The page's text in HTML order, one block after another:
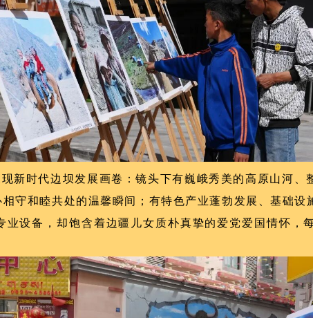
新时代边坝发展画卷：镜头下有巍峨秀美的高原山河、
守和睦共处的温馨瞬间；有特色产业蓬勃发展、基础设
设备，却饱含着边疆儿女质朴真挚的爱党爱国情怀，